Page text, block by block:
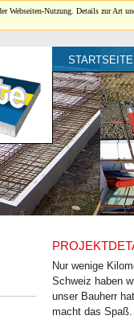
Webseiten-Nutzung. Details zur Art
STARTSEITE
Nur wenige
Schweiz haben
unser Bauherr
macht das